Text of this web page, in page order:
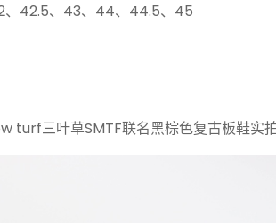
、42.5、43、44、44.5、45
turf三叶草SMTF联名黑棕色复古板鞋实